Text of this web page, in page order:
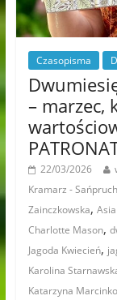
Czasopisma
– marzec,
22/03/2026
Kramarz - Sańpruch
Zainczkowska,
Charlotte Mason,
Jagoda Kwiecień,
Karolina
Katarzyna